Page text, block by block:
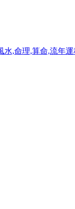
,命理,算命,流年